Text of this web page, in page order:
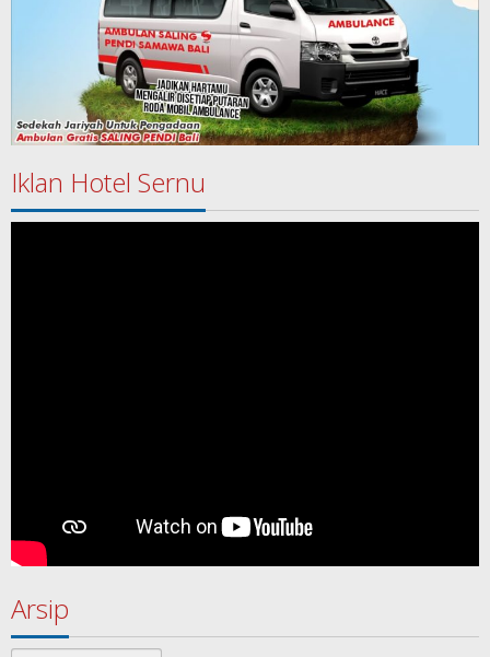
Iklan Hotel Sernu
Arsip